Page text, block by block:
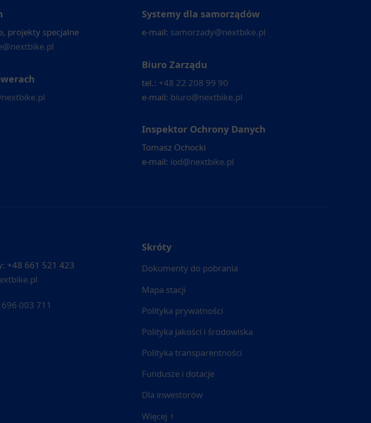
projekty specjalne
Systemy dla samorządów
e-mail: samorzady@nextbike.pl
Biuro Zarządu
tel.: +48 22 208 99 90
e-mail: biuro@nextbike.pl
Inspektor Ochrony Danych
Tomasz Ochocki
e-mail: iod@nextbike.pl
+48 661 521 423
003 711
Skróty
Dokumenty do pobrania
Mapa stacji
Polityka prywatności
Polityka jakości i środowiska
Polityka transparentności
Fundusze i dotacje
Dla inwestorów
Więcej